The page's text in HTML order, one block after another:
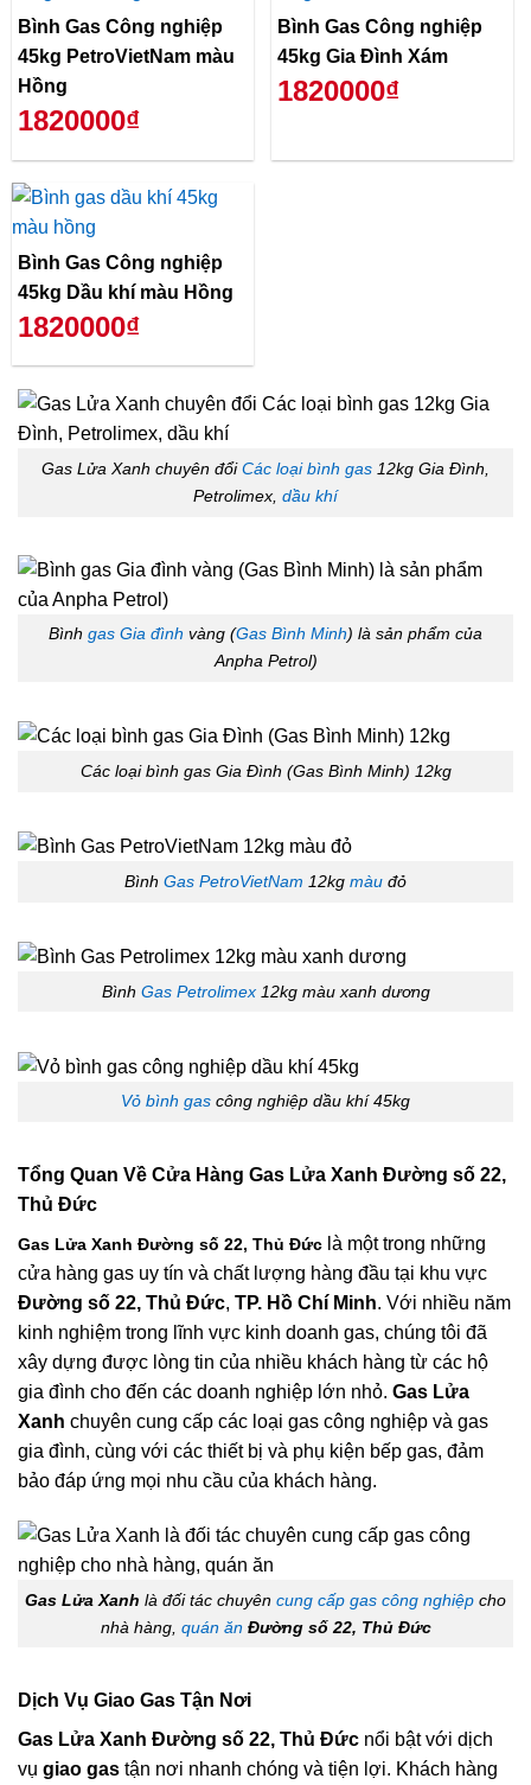
Bình Gas Công nghiệp
45kg PetroVietNam màu
Hồng
1820000₫
Bình Gas Công nghiệp
45kg Gia Đình Xám
1820000₫
Bình Gas Công nghiệp
45kg Dầu khí màu Hồng
1820000₫
Gas Lửa Xanh chuyên đổiCác loại bình gas 12kg Gia Đình,
Petrolimex, dầu khí
Bình gas Gia đình vàng (Gas Bình Minh) là sản phẩm của
Anpha Petrol)
Các loại bình gas Gia Đình (Gas Bình Minh) 12kg
Bình Gas PetroVietNam 12kg màu đỏ
Bình Gas Petrolimex12kg màu xanh dương
Vỏ bình gas công nghiệp dầu khí 45kg
Tổng Quan Về Cửa Hàng Gas Lửa Xanh Đường số 22,
Thủ Đức
Gas Lửa Xanh Đường số 22, Thủ Đức là một trong những
cửa hàng gas uy tín và chất lượng hàng đầu tại khu vực
Đường số 22, Thủ Đức, TP. Hồ Chí Minh. Với nhiều năm
kinh nghiệm trong lĩnh vực kinh doanh gas, chúng tôi đã
xây dựng được lòng tin của nhiều khách hàng từ các hộ
gia đình cho đến các doanh nghiệp lớn nhỏ. Gas Lửa
Xanh chuyên cung cấp các loại gas công nghiệp và gas
gia đình, cùng với các thiết bị và phụ kiện bếp gas, đảm
bảo đáp ứng mọi nhu cầu của khách hàng.
Gas Lửa Xanh là đối tác chuyên cung cấp gas công nghiệp cho
nhà hàng, quán ăn Đường số 22, Thủ Đức
Dịch Vụ Giao Gas Tận Nơi
Gas Lửa Xanh Đường số 22, Thủ Đức nổi bật với dịch
vụ giao gas tận nơi nhanh chóng và tiện lợi. Khách hàng